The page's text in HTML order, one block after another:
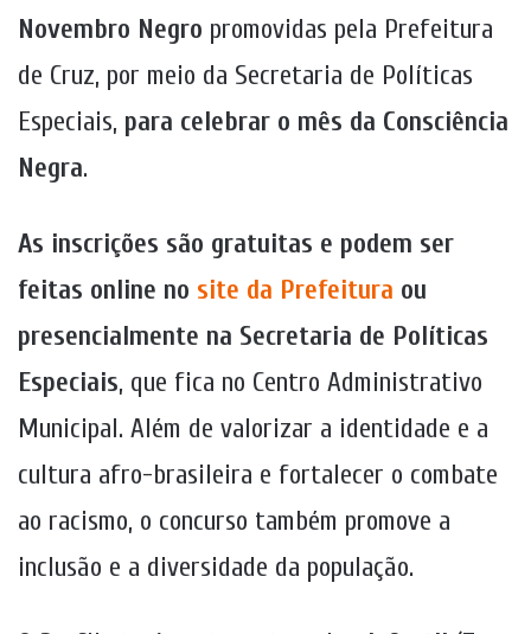
Novembro Negro promovidas pela Prefeitura
de Cruz, por meio da Secretaria de Políticas
Especiais, para celebrar o mês da Consciência
Negra.
As inscrições são gratuitas e podem ser
feitas online no site da Prefeitura ou
presencialmente na Secretaria de Políticas
Especiais, que fica no Centro Administrativo
Municipal. Além de valorizar a identidade e a
cultura afro-brasileira e fortalecer o combate
ao racismo, o concurso também promove a
inclusão e a diversidade da população.